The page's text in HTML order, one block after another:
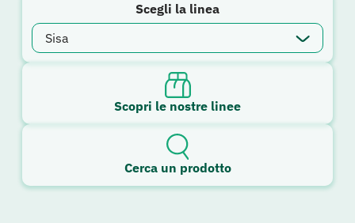
Scegli la linea
Scopri le nostre linee
Cerca un prodotto